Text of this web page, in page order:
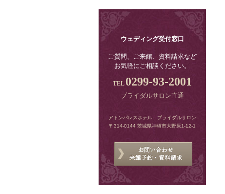
ウェディング受付窓口
ご質問、ご来館、資料請求など
お気軽にご相談ください。
0299-93-2001
ブライダルサロン直通
アトンパレスホテル ブライダルサロン
〒314-0144 茨城県神栖市大野原1-12-1